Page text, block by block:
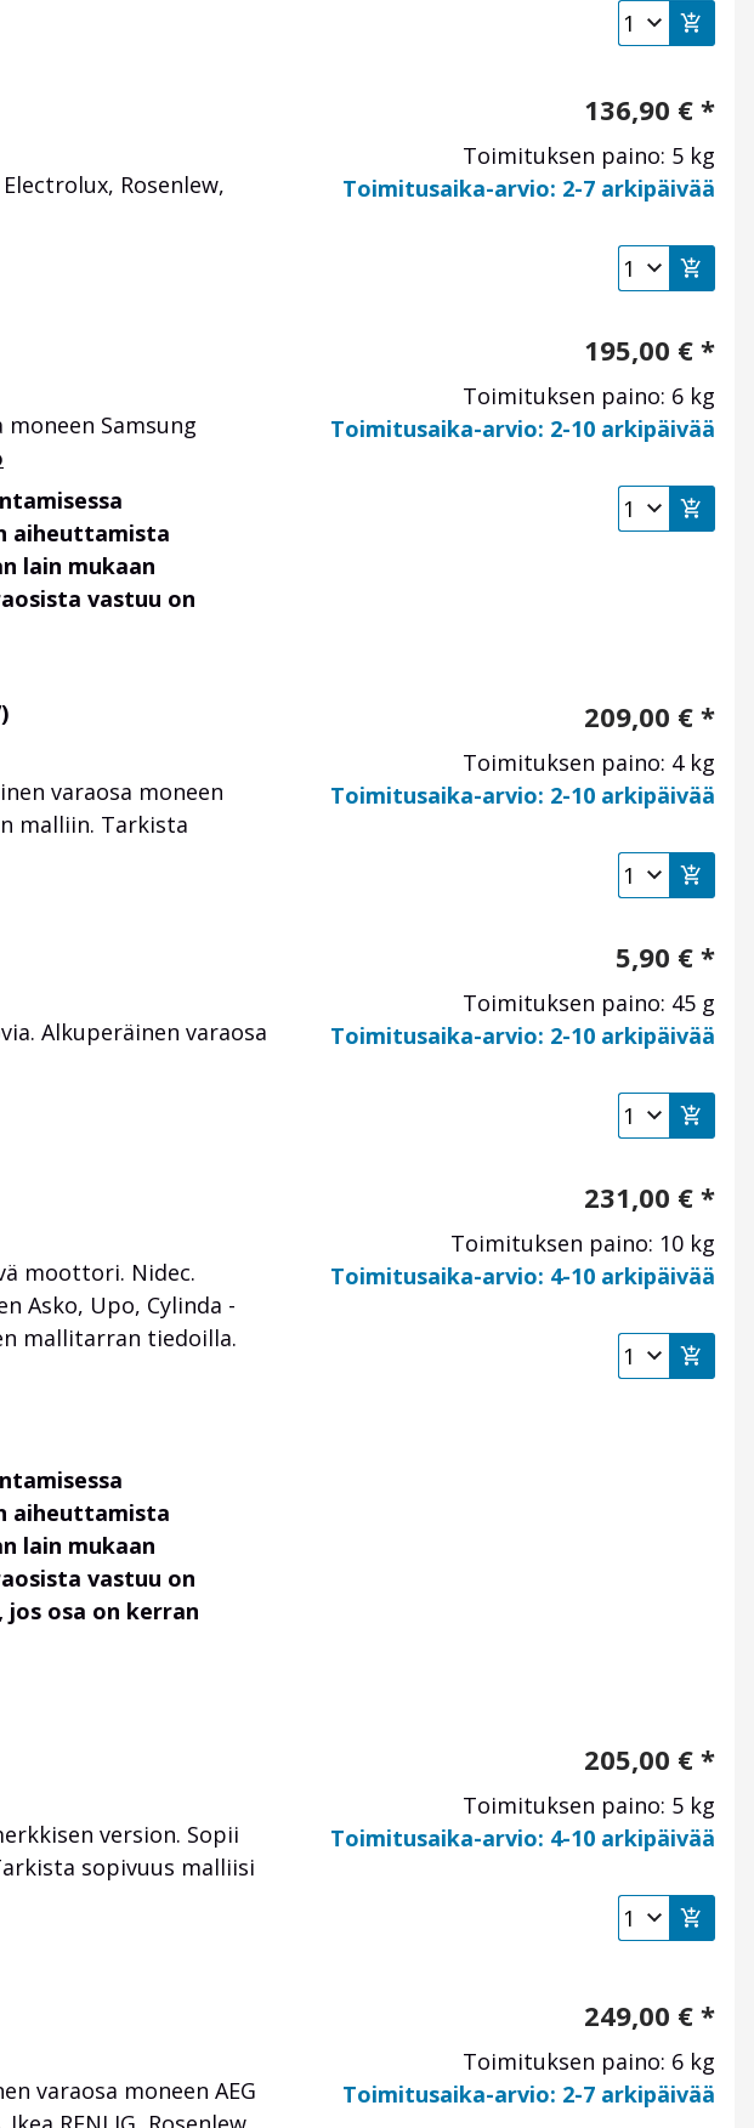
Rosenlew,
136,90 € *
Toimituksen paino: 5 kg
Toimitusaika-arvio: 2-7 arkipäivää
Samsung
aiheuttamista
lain mukaan
vastuu on
195,00 € *
Toimituksen paino: 6 kg
Toimitusaika-arvio: 2-10 arkipäivää
varaosa moneen
malliin. Tarkista
209,00 € *
Toimituksen paino: 4 kg
Toimitusaika-arvio: 2-10 arkipäivää
Alkuperäinen varaosa
5,90 € *
Toimituksen paino: 45 g
Toimitusaika-arvio: 2-10 arkipäivää
moottori. Nidec.
Asko, Upo, Cylinda -
mallitarran tiedoilla.
aiheuttamista
lain mukaan
vastuu on
osa on kerran
231,00 € *
Toimituksen paino: 10 kg
Toimitusaika-arvio: 4-10 arkipäivää
version. Sopii
sopivuus malliisi
205,00 € *
Toimituksen paino: 5 kg
Toimitusaika-arvio: 4-10 arkipäivää
varaosa moneen AEG
249,00 € *
Toimituksen paino: 6 kg
Toimitusaika-arvio: 2-7 arkipäivää